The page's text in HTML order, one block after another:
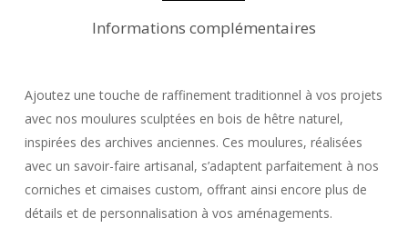
Informations complémentaires
Ajoutez une touche de raffinement traditionnel à vos projets
avec nos moulures sculptées en bois de hêtre naturel,
inspirées des archives anciennes. Ces moulures, réalisées
avec un savoir-faire artisanal, s’adaptent parfaitement à nos
corniches et cimaises custom, offrant ainsi encore plus de
détails et de personnalisation à vos aménagements.